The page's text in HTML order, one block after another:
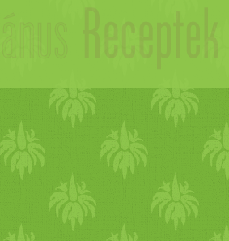
salakanyag,
orrfolyás, a
(a máj
miatt), torok